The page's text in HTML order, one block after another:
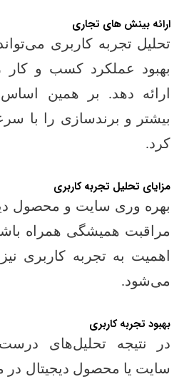
ارائه بینش های تجاری
تحلیل تجربه کاربری
بهبود عملکرد کسب و کار
ارائه دهد. بر همین
بیشتر و برندسازی را با
کرد.
مزایای تحلیل تجربه کاربری
بهره وری سایت و محصول
مراقبت همیشگی همراه
اهمیت به تجربه کاربری
می‌شود.
بهبود تجربه کاربری
در نتیجه تحلیل‌های
سایت یا محصول دیجیتال